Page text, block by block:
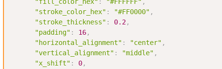
"stroke_color_hex" : "#FF0000" ,
"stroke_thickness" : 0.2,
"padding" : 16,
"horizontal_alignment" : "center" ,
"vertical_alignment" : "middle" ,
"x_shift" : 0,